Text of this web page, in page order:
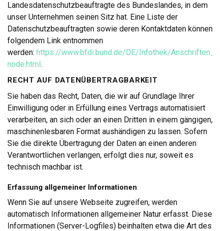
Landesdatenschutzbeauftragte des Bundeslandes, in dem
unser Unternehmen seinen Sitz hat. Eine Liste der
Datenschutzbeauftragten sowie deren Kontaktdaten können
folgendem Link entnommen
werden: https://www.bfdi.bund.de/DE/Infothek/
node.html.
RECHT AUF DATENÜBERTRAGBARKEIT
Sie haben das Recht, Daten, die wir auf Grundlage Ihrer
Einwilligung oder in Erfüllung eines Vertrags automatisiert
verarbeiten, an sich oder an einen Dritten in einem gängigen,
maschinenlesbaren Format aushändigen zu lassen. Sofern
Sie die direkte Übertragung der Daten an einen anderen
Verantwortlichen verlangen, erfolgt dies nur, soweit es
technisch machbar ist.
Erfassung allgemeiner Informationen
Wenn Sie auf unsere Webseite zugreifen, werden
automatisch Informationen allgemeiner Natur erfasst. Diese
Informationen (Server-Logfiles) beinhalten etwa die Art des